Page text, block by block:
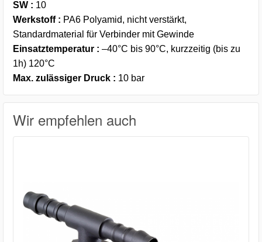
SW : 10
Werkstoff : PA6 Polyamid, nicht verstärkt,
Standardmaterial für Verbinder mit Gewinde
Einsatztemperatur : –40°C bis 90°C, kurzzeitig (bis zu
1h) 120°C
Max. zulässiger Druck : 10 bar
Wir empfehlen auch